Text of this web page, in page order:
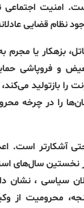
. امنیت اجتماعی
نظام قضایی
بزهکار یا مجرم به
و فروپاشی
را بازتولید
را در چرخه
آشکارتر است.
نخستین سال‌های
سیاسی ، نشان
محرومیت از